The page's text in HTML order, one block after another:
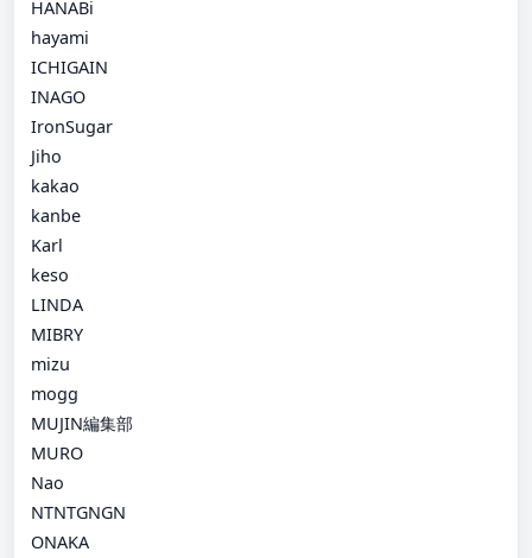
HANABi
hayami
ICHIGAIN
INAGO
IronSugar
Jiho
kakao
kanbe
Karl
keso
LINDA
MIBRY
mizu
mogg
MUJIN編集部
MURO
Nao
NTNTGNGN
ONAKA